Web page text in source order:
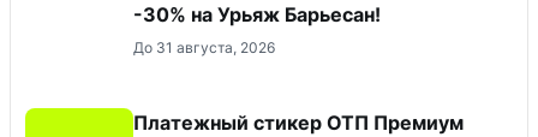
-30% на Урьяж Барьесан!
До 31 августа, 2026
Платежный стикер ОТП Премиум